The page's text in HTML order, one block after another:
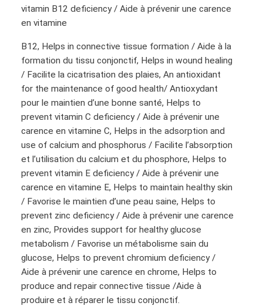
vitamin B12 deficiency / Aide à prévenir une carence
en vitamine
B12, Helps in connective tissue formation / Aide à la
formation du tissu conjonctif, Helps in wound healing
/ Facilite la cicatrisation des plaies, An antioxidant
for the maintenance of good health/ Antioxydant
pour le maintien d’une bonne santé, Helps to
prevent vitamin C deficiency / Aide à prévenir une
carence en vitamine C, Helps in the adsorption and
use of calcium and phosphorus / Facilite l’absorption
et l’utilisation du calcium et du phosphore, Helps to
prevent vitamin E deficiency / Aide à prévenir une
carence en vitamine E, Helps to maintain healthy skin
/ Favorise le maintien d’une peau saine, Helps to
prevent zinc deficiency / Aide à prévenir une carence
en zinc, Provides support for healthy glucose
metabolism / Favorise un métabolisme sain du
glucose, Helps to prevent chromium deficiency /
Aide à prévenir une carence en chrome, Helps to
produce and repair connective tissue /Aide à
produire et à réparer le tissu conjonctif.